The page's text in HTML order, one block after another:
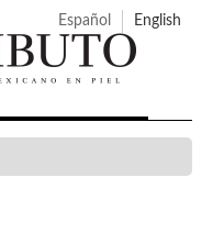
Español English